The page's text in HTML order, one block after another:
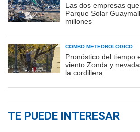
Las dos empresas
Parque Solar
millones
COMBO METEOROLÓGICO
Pronóstico del tiempo
viento Zonda y
la cordillera
TE PUEDE INTERESAR